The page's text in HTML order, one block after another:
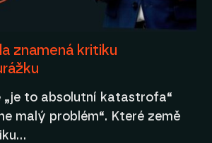
znamená kritiku
„je to absolutní katastrofa“
malý problém“. Které země